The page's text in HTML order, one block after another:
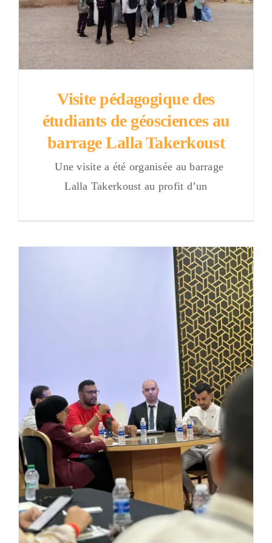
Visite pédagogique des
étudiants de géosciences au
barrage Lalla Takerkoust
Une visite a été organisée au barrage
Lalla Takerkoust au profit d’un